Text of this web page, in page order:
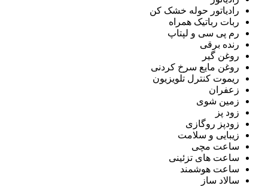
رادیاتور حوله خشک کن
ربات رباتیک همراه
رم پی سی و لپتاپ
رنده برقی
روغن گیر
روغن مایع سرخ کردنی
ریموت کنترل تلویزیون
زعفران
زمین شوی
زود پز
زودپز روگازی
زیبایی و سلامت
ساعت مچی
ساعت های تزئینی
ساعت هوشمند
سالاد ساز